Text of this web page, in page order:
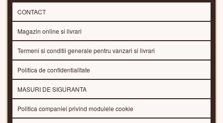
CONTACT
Magazin online si livrari
Termeni si conditii generale pentru vanzari si livrari
Politica de confidentialitate
MASURI DE SIGURANTA
Politica companiei privind modulele cookie